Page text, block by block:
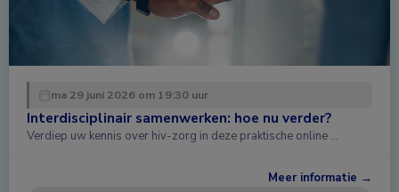
ma 29 juni 2026 om 19:30 uur
Interdisciplinair samenwerken: hoe nu verder?
Verdiep uw kennis over hiv-zorg in deze praktische online …
Meer informatie →